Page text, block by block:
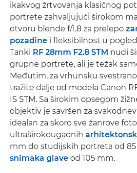
ikakvog žrtvovanja klasičnog
portrete zahvaljujući širokom
otvoru blende f/1,8 za prelepo
pozadine i fleksibilnost u
Tanki RF 28mm F2.8 STM nudi
grupne portrete, ali je težak
Međutim, za vrhunsku
tražite dalje od modela Canon
IS STM. Sa širokim opsegom
objektiv je savršen za
idealan za skoro sve žanrove
ultraširokougaonih
mm do studijskih portreta od
snimaka glave od 105 mm.